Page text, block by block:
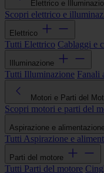
Elettrico e
Scopri elettrico e
Elettrico
Tutti Elettrico Cablaggi e
Illuminazione
Tutti Illuminazione Fanali
Motori e Parti del
Scopri motori e parti del
Aspirazione e
Tutti Aspirazione e
Parti del motore
Tutti Parti del motore